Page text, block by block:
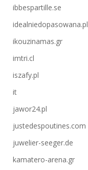
ibbespartille.se
idealniedopasowana.pl
ikouzinamas.gr
imtri.cl
iszafy.pl
it
jawor24.pl
justedespoutines.com
juwelier-seeger.de
kamatero-arena.gr